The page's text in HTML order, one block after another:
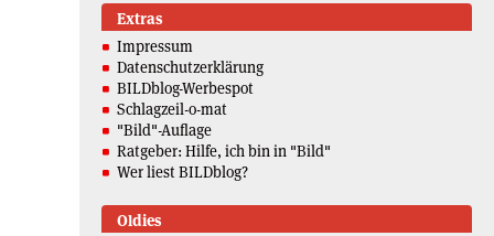
Extras
Impressum
Datenschutzerklärung
BILDblog-Werbespot
Schlagzeil-o-mat
"Bild"-Auflage
Ratgeber: Hilfe, ich bin in "Bild"
Wer liest BILDblog?
Oldies